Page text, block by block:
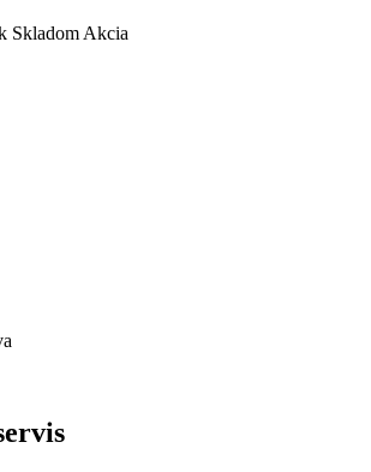
Skladom Akcia